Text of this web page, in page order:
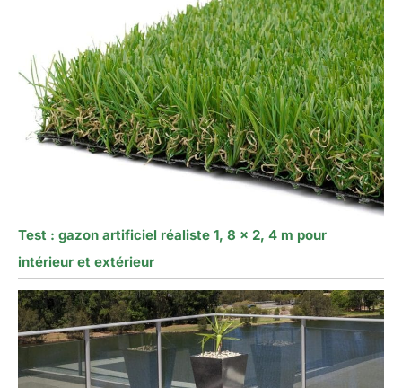
Test : gazon artificiel réaliste 1, 8 x 2, 4 m pour
intérieur et extérieur